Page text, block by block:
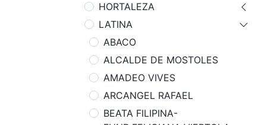
HORTALEZA
LATINA
ABACO
ALCALDE DE MOSTOLES
AMADEO VIVES
ARCANGEL RAFAEL
BEATA FILIPINA-